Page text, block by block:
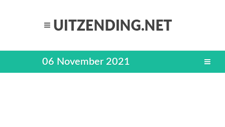
06 November 2021